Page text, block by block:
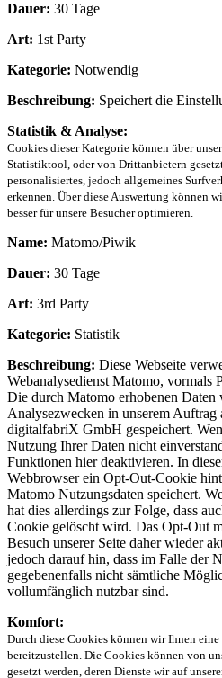
Dauer: 30 Tage
Art: 1st Party
Kategorie: Notwendig
Beschreibung: Speichert die
Statistik & Analyse:
Cookies dieser Kategorie können über
Statistiktool, oder von Drittanbietern
personalisiertes, jedoch allgemeines
erkennen. Über diese Auswertung können
besser für unsere Besucher optimieren.
Name: Matomo/Piwik
Dauer: 30 Tage
Art: 3rd Party
Kategorie: Statistik
Beschreibung: Diese Webseite
Webanalysedienst Matomo, vormals
Die durch Matomo erhobenen Daten
Analysezwecken in unserem Auftrag
digitalfabriX GmbH gespeichert.
Nutzung Ihrer Daten nicht
Funktionen hier deaktivieren. In
Webbrowser ein Opt-Out-Cookie
Matomo Nutzungsdaten speichert.
hat dies allerdings zur Folge, dass
Cookie gelöscht wird. Das Opt-Out
Besuch unserer Seite daher wieder
jedoch darauf hin, dass im Falle der
gegebenenfalls nicht sämtliche
vollumfänglich nutzbar sind.
Komfort:
Durch diese Cookies können wir Ihnen
bereitzustellen. Die Cookies können von
gesetzt werden, deren Dienste wir auf